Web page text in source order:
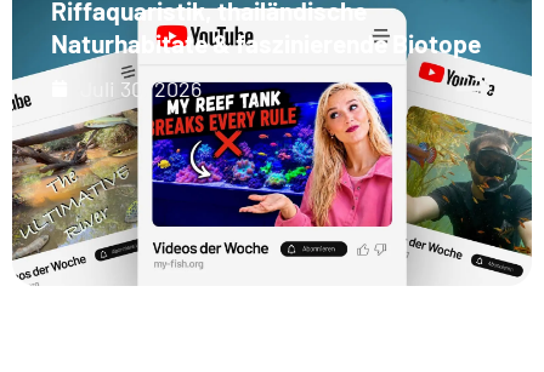
Riffaquaristik, thailändische
Naturhabitate & faszinierende Biotope
Juli 30, 2026